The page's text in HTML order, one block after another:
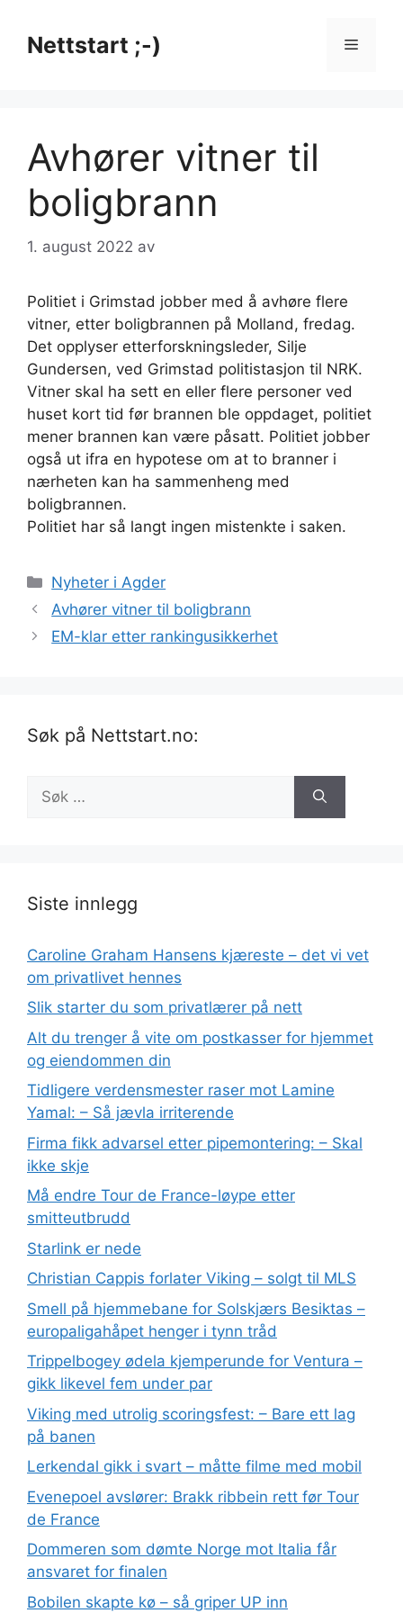
innholdNettstart ;-) Meny
Avhører vitner til
boligbrann
1. august 2022 av
Politiet i Grimstad jobber med å avhøre flere
vitner, etter boligbrannen på Molland, fredag.
Det opplyser etterforskningsleder, Silje
Gundersen, ved Grimstad politistasjon til NRK.
Vitner skal ha sett en eller flere personer ved
huset kort tid før brannen ble oppdaget, politiet
mener brannen kan være påsatt. Politiet jobber
også ut ifra en hypotese om at to branner i
nærheten kan ha sammenheng med
boligbrannen.
Politiet har så langt ingen mistenkte i saken.
Kategorier
Nyheter i Agder
Avhører vitner til boligbrann
EM-klar etter rankingusikkerhet
Søk på Nettstart.no:
etter:
Siste innlegg
Caroline Graham Hansens kjæreste – det vi vet
om privatlivet hennes
Slik starter du som privatlærer på nett
Alt du trenger å vite om postkasser for hjemmet
og eiendommen din
Tidligere verdensmester raser mot Lamine
Yamal: – Så jævla irriterende
Firma fikk advarsel etter pipemontering: – Skal
ikke skje
Må endre Tour de France-løype etter
smitteutbrudd
Starlink er nede
Christian Cappis forlater Viking – solgt til MLS
Smell på hjemmebane for Solskjærs Besiktas –
europaligahåpet henger i tynn tråd
Trippelbogey ødela kjemperunde for Ventura –
gikk likevel fem under par
Viking med utrolig scoringsfest: – Bare ett lag
på banen
Lerkendal gikk i svart – måtte filme med mobil
Evenepoel avslører: Brakk ribbein rett før Tour
de France
Dommeren som dømte Norge mot Italia får
ansvaret for finalen
Bobilen skapte kø – så griper UP inn